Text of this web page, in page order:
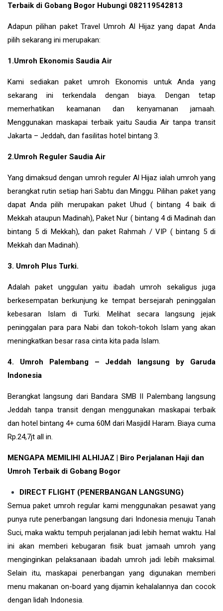
Terbaik di Gobang Bogor Hubungi 082119542813
Adapun pilihan paket Travel Umroh Al Hijaz yang dapat Anda
pilih sekarang ini merupakan:
1.Umroh Ekonomis Saudia Air
Kami sediakan paket umroh Ekonomis untuk Anda yang
sekarang ini terkendala dengan biaya. Dengan tetap
memerhatikan keamanan dan kenyamanan jamaah.
Menggunakan maskapai terbaik yaitu Saudia Air tanpa transit
Jakarta – Jeddah, dan fasilitas hotel bintang 3.
2.Umroh Reguler Saudia Air
Yang dimaksud dengan umroh reguler Al Hijaz ialah umroh yang
berangkat rutin setiap hari Sabtu dan Minggu. Pilihan paket yang
dapat Anda pilih merupakan paket Uhud ( bintang 4 baik di
Mekkah ataupun Madinah), Paket Nur ( bintang 4 di Madinah dan
bintang 5 di Mekkah), dan paket Rahmah / VIP ( bintang 5 di
Mekkah dan Madinah).
3. Umroh Plus Turki.
Adalah paket unggulan yaitu ibadah umroh sekaligus juga
berkesempatan berkunjung ke tempat bersejarah peninggalan
kebesaran Islam diTurki. Melihat secara langsung jejak
peninggalan para para Nabi dan tokoh-tokoh Islam yang akan
meningkatkan besar rasa cinta kita pada Islam.
4. Umroh Palembang – Jeddah langsung by Garuda
Indonesia
Berangkat langsung dari Bandara SMB II Palembang langsung
Jeddah tanpa transit dengan menggunakan maskapai terbaik
dan hotel bintang 4+ cuma 60M dari Masjidil Haram. Biaya cuma
Rp.24,7jt all in.
MENGAPA MEMILIHI ALHIJAZ | Biro Perjalanan Haji dan
Umroh Terbaik di Gobang Bogor
DIRECT FLIGHT (PENERBANGAN LANGSUNG)
Semua paket umroh regular kami menggunakan pesawat yang
punya rute penerbangan langsung dari Indonesia menuju Tanah
Suci, maka waktu tempuh perjalanan jadi lebih hemat waktu. Hal
ini akan memberi kebugaran fisik buat jamaah umroh yang
menginginkan pelaksanaan ibadah umroh jadi lebih maksimal.
Selain itu, maskapai penerbangan yang digunakan memberi
menu makanan on-board yang dijamin kehalalannya dan cocok
dengan lidah Indonesia.